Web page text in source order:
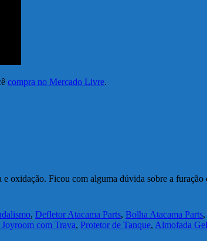
compra no Mercado Livre.
oxidação. Ficou com alguma dúvida sobre a
, Defletor Atacama Parts, Bolha Atacama Parts,
com Trava, Protetor de Tanque, Almofada